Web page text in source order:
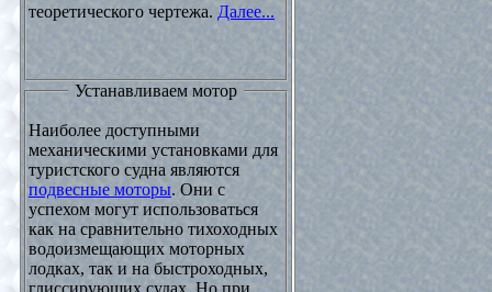
теоретического чертежа. Далее...
Устанавливаем мотор
Наиболее доступными
механическими установками для
туристского судна являются
подвесные моторы. Они с
успехом могут использоваться
как на сравнительно тихоходных
водоизмещающих моторных
лодках, так и на быстроходных,
глиссирующих судах. Но при